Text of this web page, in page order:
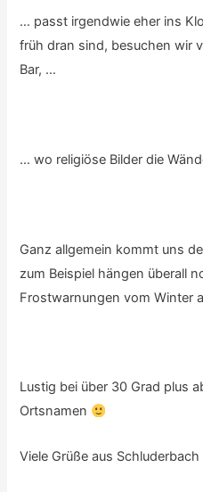
… passt irgendwie eher ins
früh dran sind, besuchen wir
Bar, …
… wo religiöse Bilder die
Ganz allgemein kommt uns
zum Beispiel hängen überall
Frostwarnungen vom Winter
Lustig bei über 30 Grad plus
Ortsnamen
Viele Grüße aus Schluderbach